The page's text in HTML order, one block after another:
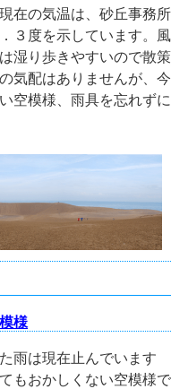
在の気温は、砂丘事務所
３度を示しています。風
湿り歩きやすいので散策
気配はありませんが、今
空模様、雨具を忘れずに
様
雨は現在止んでいます
もおかしくない空模様で